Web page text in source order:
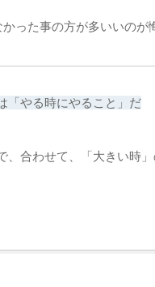
った事の方が多いいのが
「やる時にやること」だ
、合わせて、「大きい時」